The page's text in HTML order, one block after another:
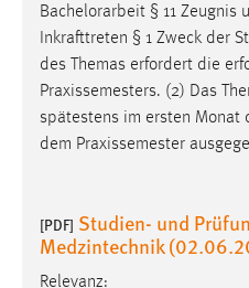
dem Praxissemester
Praxissemester und
Fachstudienberatung § 9
Bachelorarbeit§ 11 Zeugnis
Inkrafttreten § 1 Zweck der
des Themas erfordert die
dem Praxissemester